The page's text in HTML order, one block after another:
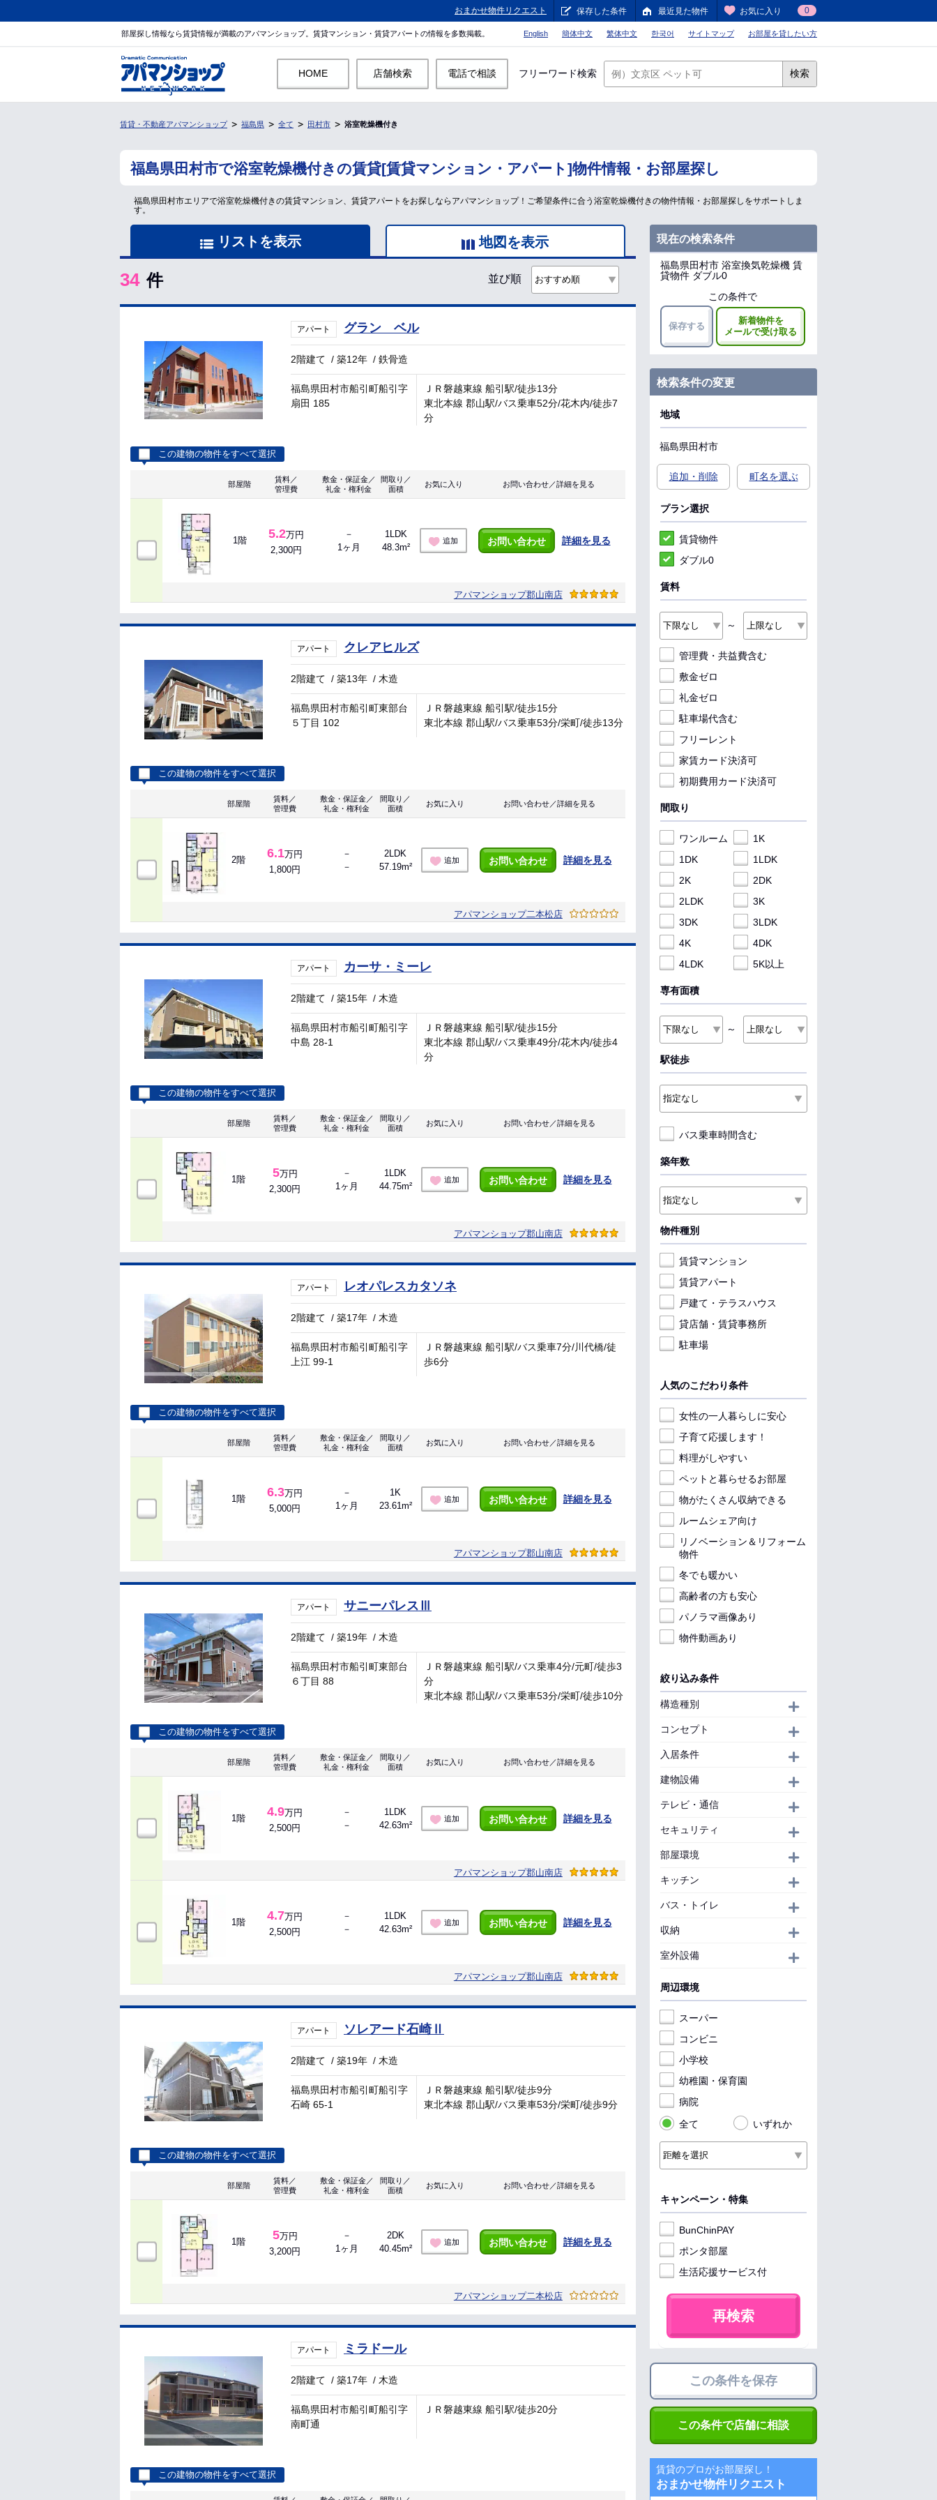
おまかせ物件リクエスト 保存した条件 最近見た物件 お気に入り 0
部屋探し情報なら賃貸情報が満載のアパマンショップ。賃貸マンション・賃貸アパートの情報を多数掲載。 English 簡体中文 繁体中文 한국어 サイトマップ お部屋を貸したい方
HOME 店舗検索 電話で相談 フリーワード検索 検索
賃貸・不動産アパマンショップ 福島県 全て 田村市 浴室乾燥機付き
福島県田村市で浴室乾燥機付きの賃貸[賃貸マンション・アパート]物件情報・お部屋探し
福島県田村市エリアで浴室乾燥機付きの賃貸マンション、賃貸アパートをお探しならアパマンショップ！ご希望条件に合う浴室乾燥機付きの物件情報・お部屋探しをサポートしま
す。
リストを表示 地図を表示
34 件 並び順
アパート グラン ベル
2階建て /築12年 /鉄骨造
福島県田村市船引町船引字
扇田 185
ＪＲ磐越東線 船引駅/徒歩13分
東北本線 郡山駅/バス乗車52分/花木内/徒歩7
分
この建物の物件をすべて選択
部屋階
賃料／
管理費
敷金・保証金／
礼金・権利金
間取り／
面積
お気に入り お問い合わせ／詳細を見る
1階 5.2万円
2,300円
－
1ヶ月
1LDK
48.3m²
追加 お問い合わせ 詳細を見る
アパマンショップ郡山南店
アパート クレアヒルズ
2階建て /築13年 / 木造
福島県田村市船引町東部台
５丁目 102
ＪＲ磐越東線 船引駅/徒歩15分
東北本線 郡山駅/バス乗車53分/栄町/徒歩13分
この建物の物件をすべて選択
部屋階
賃料／
管理費
敷金・保証金／
礼金・権利金
間取り／
面積
お気に入り お問い合わせ／詳細を見る
2階 6.1万円
1,800円
－
－
2LDK
57.19m²
追加 お問い合わせ 詳細を見る
アパマンショップ二本松店
アパート カーサ・ミーレ
2階建て /築15年 / 木造
福島県田村市船引町船引字
中島 28-1
ＪＲ磐越東線 船引駅/徒歩15分
東北本線 郡山駅/バス乗車49分/花木内/徒歩4
分
この建物の物件をすべて選択
部屋階
賃料／
管理費
敷金・保証金／
礼金・権利金
間取り／
面積
お気に入り お問い合わせ／詳細を見る
1階 5万円
2,300円
－
1ヶ月
1LDK
44.75m²
追加 お問い合わせ 詳細を見る
アパマンショップ郡山南店
アパート レオパレスカタソネ
2階建て /築17年 / 木造
福島県田村市船引町船引字
上江 99-1
ＪＲ磐越東線 船引駅/バス乗車7分/川代橋/徒
歩6分
この建物の物件をすべて選択
部屋階
賃料／
管理費
敷金・保証金／
礼金・権利金
間取り／
面積
お気に入り お問い合わせ／詳細を見る
1階 6.3万円
5,000円
－
1ヶ月
1K
23.61m²
追加 お問い合わせ 詳細を見る
アパマンショップ郡山南店
アパート サニーパレスⅢ
2階建て /築19年 / 木造
福島県田村市船引町東部台
６丁目 88
ＪＲ磐越東線 船引駅/バス乗車4分/元町/徒歩3
分
東北本線 郡山駅/バス乗車53分/栄町/徒歩10分
この建物の物件をすべて選択
部屋階
賃料／
管理費
敷金・保証金／
礼金・権利金
間取り／
面積
お気に入り お問い合わせ／詳細を見る
1階 4.9万円
2,500円
－
－
1LDK
42.63m²
追加 お問い合わせ 詳細を見る
アパマンショップ郡山南店
1階 4.7万円
2,500円
－
－
1LDK
42.63m²
追加 お問い合わせ 詳細を見る
アパマンショップ郡山南店
アパート ソレアード石崎Ⅱ
2階建て /築19年 / 木造
福島県田村市船引町船引字
石崎 65-1
ＪＲ磐越東線 船引駅/徒歩9分
東北本線 郡山駅/バス乗車53分/栄町/徒歩9分
この建物の物件をすべて選択
部屋階
賃料／
管理費
敷金・保証金／
礼金・権利金
間取り／
面積
お気に入り お問い合わせ／詳細を見る
1階 5万円
3,200円
－
1ヶ月
2DK
40.45m²
追加 お問い合わせ 詳細を見る
アパマンショップ二本松店
アパート ミラドール
2階建て /築17年 / 木造
福島県田村市船引町船引字
南町通
ＪＲ磐越東線 船引駅/徒歩20分
この建物の物件をすべて選択
現在の検索条件
福島県田村市 浴室換気乾燥機 賃
貸物件 ダブル0
この条件で
保存する
新着物件を
メールで受け取る
検索条件の変更
地域
福島県田村市
追加・削除 町名を選ぶ
プラン選択
賃貸物件
ダブル0
賃料
～
管理費・共益費含む
敷金ゼロ
礼金ゼロ
駐車場代含む
フリーレント
家賃カード決済可
初期費用カード決済可
間取り
ワンルーム
1K
1DK
1LDK
2K
2DK
2LDK
3K
3DK
3LDK
4K
4DK
4LDK
5K以上
専有面積
～
駅徒歩
バス乗車時間含む
築年数
物件種別
賃貸マンション
賃貸アパート
戸建て・テラスハウス
貸店舗・賃貸事務所
駐車場
人気のこだわり条件
女性の一人暮らしに安心
子育て応援します！
料理がしやすい
ペットと暮らせるお部屋
物がたくさん収納できる
ルームシェア向け
リノベーション＆リフォーム
物件
冬でも暖かい
高齢者の方も安心
パノラマ画像あり
物件動画あり
絞り込み条件
構造種別
コンセプト
入居条件
建物設備
テレビ・通信
セキュリティ
部屋環境
キッチン
バス・トイレ
収納
室外設備
周辺環境
スーパー
コンビニ
小学校
幼稚園・保育園
病院
全て
いずれか
キャンペーン・特集
BunChinPAY
ポンタ部屋
生活応援サービス付
再検索
この条件を保存
この条件で店舗に相談
賃貸のプロがお部屋探し！
おまかせ物件リクエスト